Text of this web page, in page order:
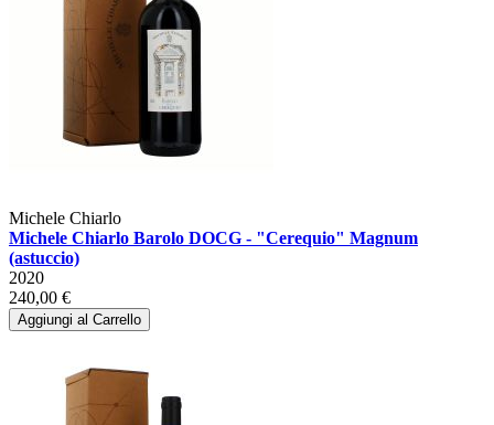
Michele Chiarlo
Michele Chiarlo Barolo DOCG - "Cerequio" Magnum
(astuccio)
2020
240,00 €
Aggiungi al Carrello